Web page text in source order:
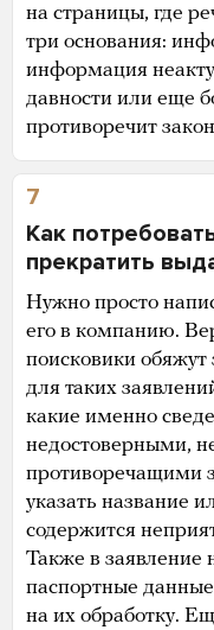
на страницы, где
три основания:
информация
давности или еще
противоречит
7
Как
прекратить
Нужно просто
его в компанию.
поисковики
для таких
какие именно
недостоверными,
противоречащими
указать название
содержится
Также в заявление
паспортные
на их обработку.